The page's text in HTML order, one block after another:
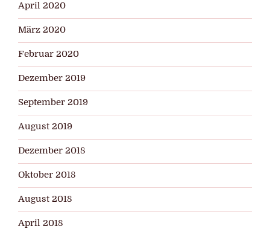
April 2020
März 2020
Februar 2020
Dezember 2019
September 2019
August 2019
Dezember 2018
Oktober 2018
August 2018
April 2018